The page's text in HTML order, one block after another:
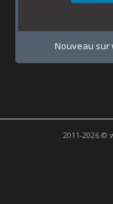
Nouveau sur
2011-2026 ©